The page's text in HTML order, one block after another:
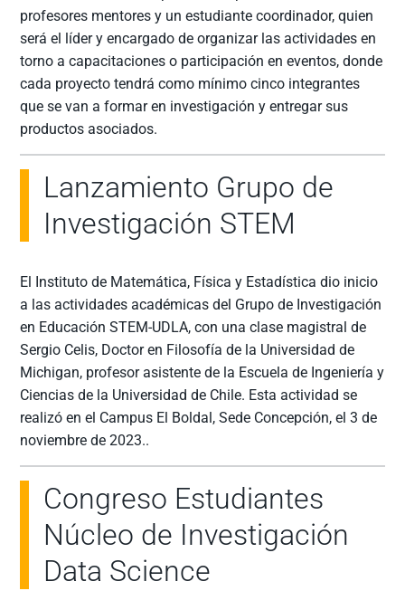
profesores mentores y un estudiante coordinador, quien
será el líder y encargado de organizar las actividades en
torno a capacitaciones o participación en eventos, donde
cada proyecto tendrá como mínimo cinco integrantes
que se van a formar en investigación y entregar sus
productos asociados.
Lanzamiento Grupo de
Investigación STEM
El Instituto de Matemática, Física y Estadística dio inicio
a las actividades académicas del Grupo de Investigación
en Educación STEM-UDLA, con una clase magistral de
Sergio Celis, Doctor en Filosofía de la Universidad de
Michigan, profesor asistente de la Escuela de Ingeniería y
Ciencias de la Universidad de Chile. Esta actividad se
realizó en el Campus El Boldal, Sede Concepción, el 3 de
noviembre de 2023..
Congreso Estudiantes
Núcleo de Investigación
Data Science